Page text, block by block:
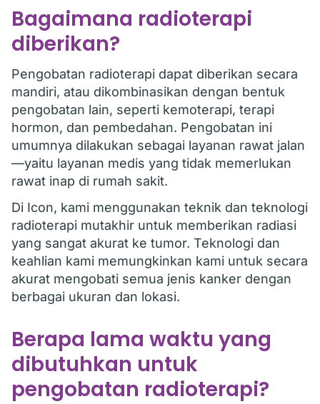
Bagaimana radioterapi
diberikan?
Pengobatan radioterapi dapat diberikan secara
mandiri, atau dikombinasikan dengan bentuk
pengobatan lain, seperti kemoterapi, terapi
hormon, dan pembedahan. Pengobatan ini
umumnya dilakukan sebagai layanan rawat jalan
—yaitu layanan medis yang tidak memerlukan
rawat inap di rumah sakit.
Di Icon, kami menggunakan teknik dan teknologi
radioterapi mutakhir untuk memberikan radiasi
yang sangat akurat ke tumor. Teknologi dan
keahlian kami memungkinkan kami untuk secara
akurat mengobati semua jenis kanker dengan
berbagai ukuran dan lokasi.
Berapa lama waktu yang
dibutuhkan untuk
pengobatan radioterapi?